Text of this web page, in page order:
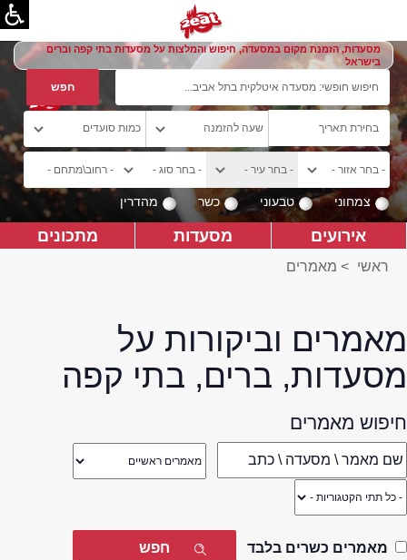
מסעדות, הזמנת מקום במסעדה, חיפוש והמלצות על מסעדות בתי קפה וברים
בישראל
צמחוני טבעוני כשר מהדרין
אירועים מסעדות מתכונים
ראשי > מאמרים
מאמרים וביקורות על
מסעדות, ברים, בתי קפה
חיפוש מאמרים
מאמרים כשרים בלבד